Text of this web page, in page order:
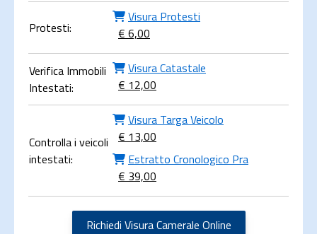
Protesti:
Visura Protesti
€ 6,00
Verifica Immobili
Intestati:
Visura Catastale
€ 12,00
Controlla i veicoli
intestati:
Visura Targa Veicolo
€ 13,00
Estratto Cronologico Pra
€ 39,00
Richiedi Visura Camerale Online